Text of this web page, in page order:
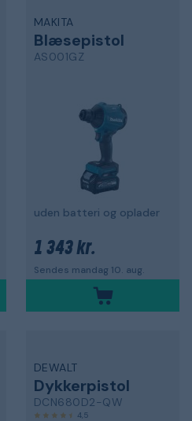
MAKITA
Blæsepistol
AS001GZ
uden batteri og oplader
1 343 kr.
Sendes mandag 10. aug.
DEWALT
Dykkerpistol
DCN680D2-QW
4,5